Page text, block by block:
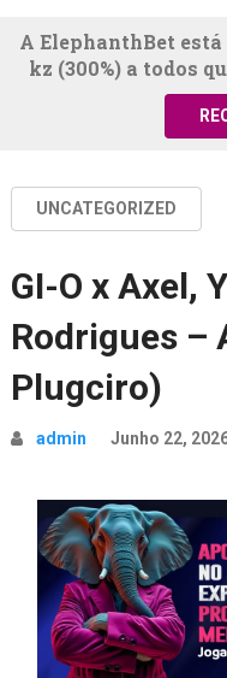
A ElephanthBet está
kz (300%) a todos
UNCATEGORIZED
GI-O x Axel,
Rodrigues –
Plugciro)
admin Junho 22,